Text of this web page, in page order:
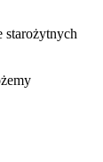
starożytnych